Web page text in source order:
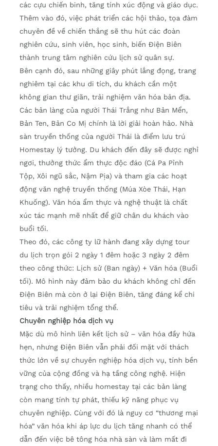
các cựu chiến binh, tăng tính xúc động và giáo dục.
Thêm vào đó, việc phát triển các hội thảo, tọa đàm
chuyên đề về chiến thắng sẽ thu hút các đoàn
nghiên cứu, sinh viên, học sinh, biến Điện Biên
thành trung tâm nghiên cứu lịch sử quân sự.
Bên cạnh đó, sau những giây phút lắng đọng, trang
nghiêm tại các khu di tích, du khách cần một
không gian thư giãn, trải nghiệm văn hóa bản địa.
Các bản làng của người Thái Trắng như Bản Mển,
Bản Ten, Bản Co Mị chính là lời giải hoàn hảo. Nhà
sàn truyền thống của người Thái là điểm lưu trú
Homestay lý tưởng. Du khách đến đây sẽ được nghỉ
ngơi, thưởng thức ẩm thực độc đáo (Cá Pa Pỉnh
Tộp, Xôi ngũ sắc, Nậm Pịa) và tham gia các hoạt
động văn nghệ truyền thống (Múa Xòe Thái, Hạn
Khuống). Văn hóa ẩm thực và nghệ thuật là chất
xúc tác mạnh mẽ nhất để giữ chân du khách vào
buổi tối.
Theo đó, các công ty lữ hành đang xây dựng tour
du lịch trọn gói 2 ngày 1 đêm hoặc 3 ngày 2 đêm
theo công thức: Lịch sử (Ban ngày) + Văn hóa (Buổi
tối). Mô hình này đảm bảo du khách không chỉ đến
Điện Biên mà còn ở lại Điện Biên, tăng đáng kể chi
tiêu và trải nghiệm tổng thể.
Chuyên nghiệp hóa dịch vụ
Mặc dù mô hình liên kết lịch sử – văn hóa đầy hứa
hẹn, nhưng Điện Biên vẫn phải đối mặt với thách
thức lớn về sự chuyên nghiệp hóa dịch vụ, tính bền
vững của cộng đồng và hạ tầng công nghệ. Hiện
trạng cho thấy, nhiều homestay tại các bản làng
còn mang tính tự phát, thiếu kỹ năng phục vụ
chuyên nghiệp. Cùng với đó là nguy cơ “thương mại
hóa” văn hóa khi áp lực du lịch tăng nhanh có thể
dẫn đến việc bê tông hóa nhà sàn và làm mất đi